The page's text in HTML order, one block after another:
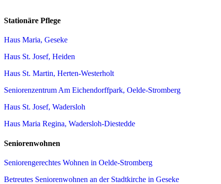
Stationäre Pflege
Haus Maria, Geseke
Haus St. Josef, Heiden
Haus St. Martin, Herten-Westerholt
Seniorenzentrum Am Eichendorffpark, Oelde-Stromberg
Haus St. Josef, Wadersloh
Haus Maria Regina, Wadersloh-Diestedde
Seniorenwohnen
Seniorengerechtes Wohnen in Oelde-Stromberg
Betreutes Seniorenwohnen an der Stadtkirche in Geseke